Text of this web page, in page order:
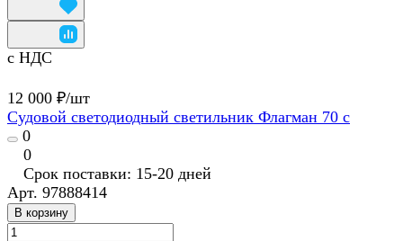
с НДС
12 000 ₽/шт
Судовой светодиодный светильник Флагман 70 с
0
0
Срок поставки: 15-20 дней
Арт. 97888414
В корзину